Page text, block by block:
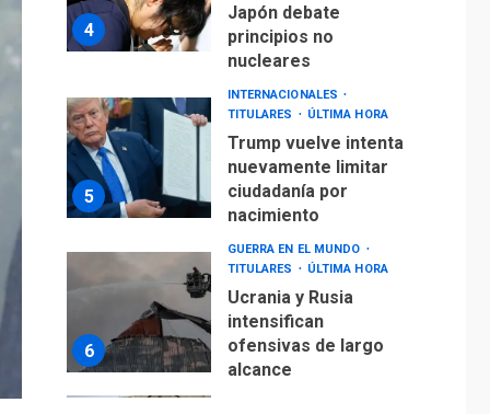
TITULARES
ÚLTIMA HORA
Trump vuelve intenta
nuevamente limitar
ciudadanía por
nacimiento
GUERRA EN EL MUNDO
TITULARES
ÚLTIMA HORA
Ucrania y Rusia
intensifican
ofensivas de largo
alcance
LATINOAMÉRICA Y CARIBE
TITULARES
ÚLTIMA HORA
EEUU sanciona a ocho
militares y cinco